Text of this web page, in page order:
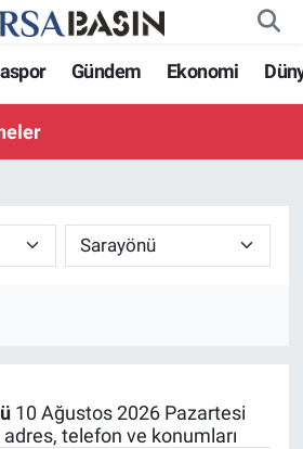
Gündem Ekonomi
10 Ağustos 2026 Pazartesi
telefon ve konumları
Haritası
Durumu ve Fikstür